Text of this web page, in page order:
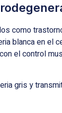
como
blanca en el
el control
gris y